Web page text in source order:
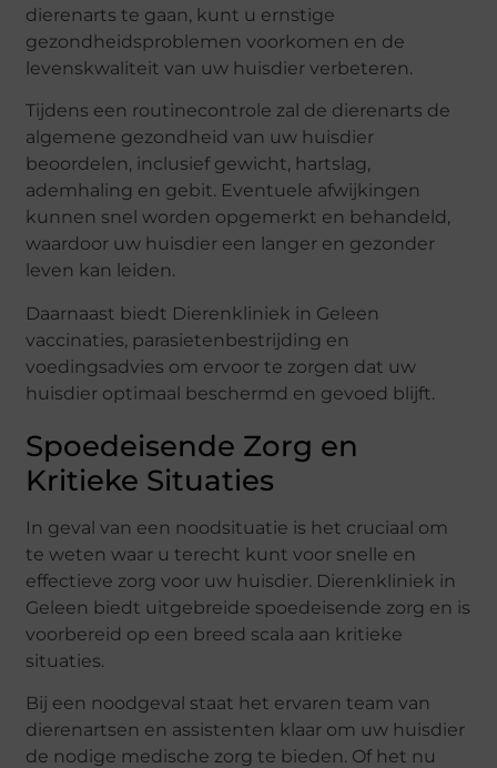
dierenarts te gaan, kunt u ernstige
gezondheidsproblemen voorkomen en de
levenskwaliteit van uw huisdier verbeteren.
Tijdens een routinecontrole zal de dierenarts de
algemene gezondheid van uw huisdier
beoordelen, inclusief gewicht, hartslag,
ademhaling en gebit. Eventuele afwijkingen
kunnen snel worden opgemerkt en behandeld,
waardoor uw huisdier een langer en gezonder
leven kan leiden.
Daarnaast biedt Dierenkliniek in Geleen
vaccinaties, parasietenbestrijding en
voedingsadvies om ervoor te zorgen dat uw
huisdier optimaal beschermd en gevoed blijft.
Spoedeisende Zorg en
Kritieke Situaties
In geval van een noodsituatie is het cruciaal om
te weten waar u terecht kunt voor snelle en
effectieve zorg voor uw huisdier. Dierenkliniek in
Geleen biedt uitgebreide spoedeisende zorg en is
voorbereid op een breed scala aan kritieke
situaties.
Bij een noodgeval staat het ervaren team van
dierenartsen en assistenten klaar om uw huisdier
de nodige medische zorg te bieden. Of het nu